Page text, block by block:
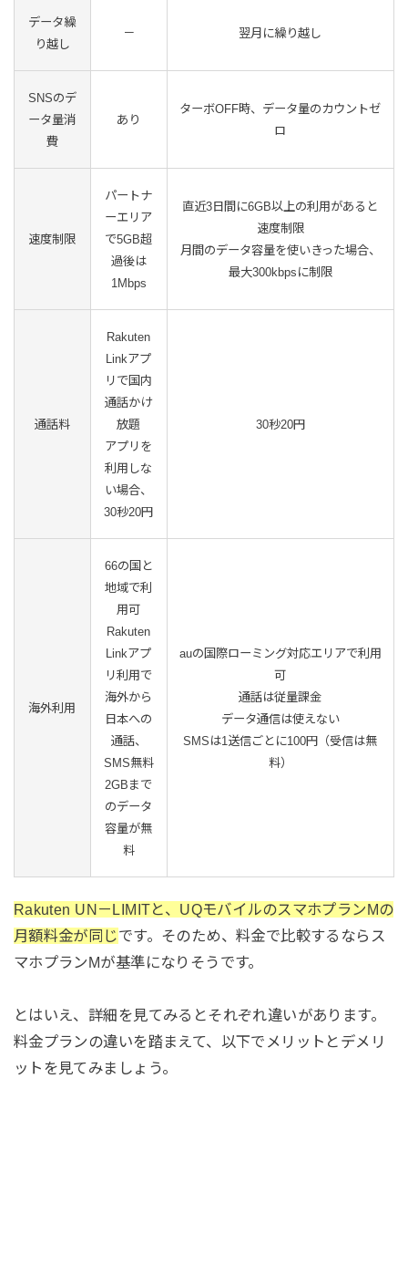
データ繰
り越し
－ 翌月に繰り越し
SNSのデ
ータ量消
費
あり
ターボOFF時、データ量のカウントゼ
ロ
速度制限
パートナ
ーエリア
で5GB超
過後は
1Mbps
直近3日間に6GB以上の利用があると
速度制限
月間のデータ容量を使いきった場合、
最大300kbpsに制限
通話料
Rakuten
Linkアプ
リで国内
通話かけ
放題
アプリを
利用しな
い場合、
30秒20円
30秒20円
海外利用
66の国と
地域で利
用可
Rakuten
Linkアプ
リ利用で
海外から
日本への
通話、
SMS無料
2GBまで
のデータ
容量が無
料
auの国際ローミング対応エリアで利用
可
通話は従量課金
データ通信は使えない
SMSは1送信ごとに100円（受信は無
料）
Rakuten UN－LIMITと、UQモバイルのスマホプランMの
月額料金が同じです。そのため、料金で比較するならス
マホプランMが基準になりそうです。
とはいえ、詳細を見てみるとそれぞれ違いがあります。
料金プランの違いを踏まえて、以下でメリットとデメリ
ットを見てみましょう。